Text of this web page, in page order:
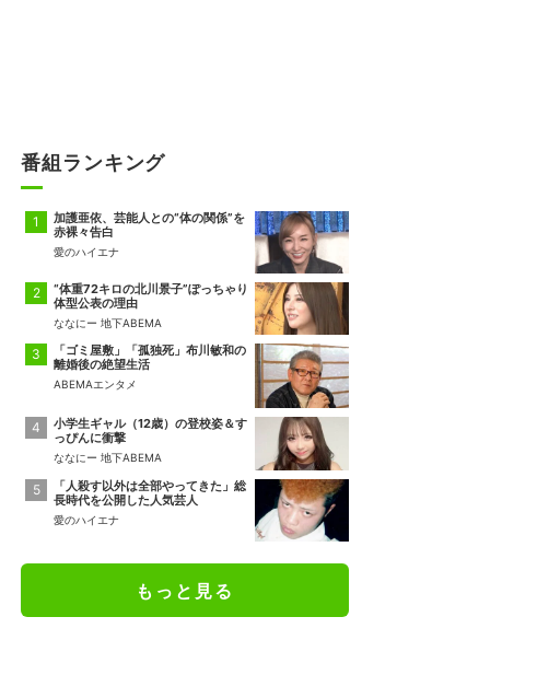
番組ランキング
加護亜依、芸能人との“体の関係”を
赤裸々告白
愛のハイエナ
“体重72キロの北川景子”ぽっちゃり
体型公表の理由
ななにー 地下ABEMA
「ゴミ屋敷」「孤独死」布川敏和の
離婚後の絶望生活
ABEMAエンタメ
小学生ギャル（12歳）の登校姿＆す
っぴんに衝撃
ななにー 地下ABEMA
「人殺す以外は全部やってきた」総
長時代を公開した人気芸人
愛のハイエナ
もっと見る